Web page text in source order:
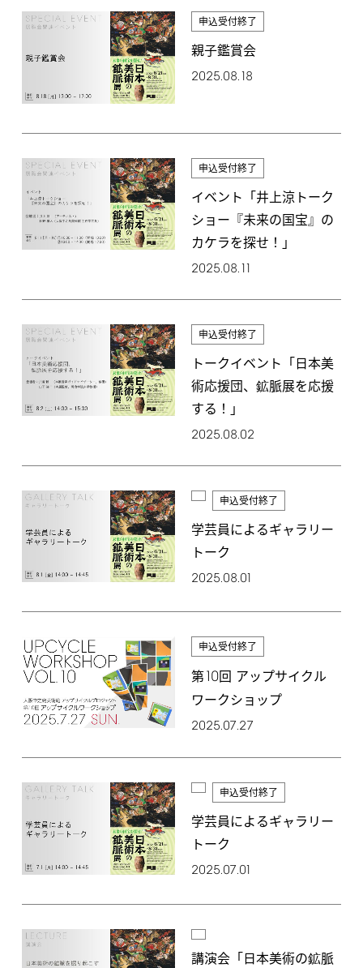
申込受付終了
親子鑑賞会
2025.08.18
申込受付終了
イベント「井上涼トーク
ショー『未来の国宝』の
カケラを探せ！」
2025.08.11
申込受付終了
トークイベント「日本美
術応援団、鉱脈展を応援
する！」
2025.08.02
申込受付終了
学芸員によるギャラリー
トーク
2025.08.01
申込受付終了
第10回 アップサイクル
ワークショップ
2025.07.27
申込受付終了
学芸員によるギャラリー
トーク
2025.07.01
講演会「日本美術の鉱脈